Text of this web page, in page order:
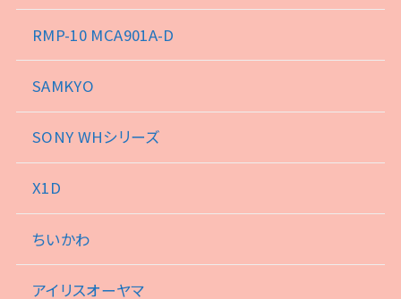
RMP-10 MCA901A-D
SAMKYO
SONY WHシリーズ
X1D
ちいかわ
アイリスオーヤマ